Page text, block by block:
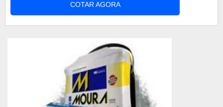
fornece Bateria tracionária com placas positivas
tubulares e aceita a sua bateria usada na troca
COTAR AGORA